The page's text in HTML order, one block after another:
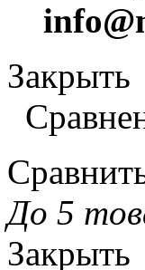
Закрыть
До 5
Закрыть